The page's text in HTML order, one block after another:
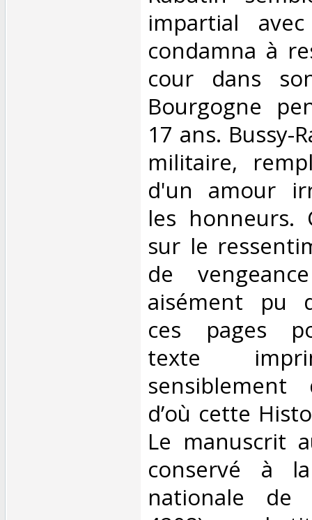
impartial
condamna à
cour dans
Bourgogne
17 ans. Bussy-
militaire,
d'un amour
les honneurs.
sur le
de
aisément pu
ces pages
texte
d’où cette
Le manuscrit
conservé à
nationale de